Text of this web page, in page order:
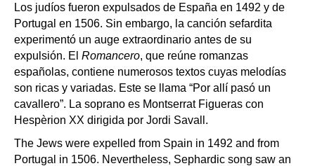
Los judíos fueron expulsados de España en 1492 y de
Portugal en 1506. Sin embargo, la canción sefardita
experimentó un auge extraordinario antes de su
expulsión. El Romancero, que reúne romanzas
españolas, contiene numerosos textos cuyas melodías
son ricas y variadas. Este se llama “Por allí pasó un
cavallero”. La soprano es Montserrat Figueras con
Hespèrion XX dirigida por Jordi Savall.
The Jews were expelled from Spain in 1492 and from
Portugal in 1506. Nevertheless, Sephardic song saw an